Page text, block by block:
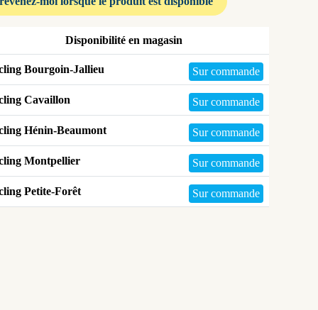
Disponibilité en magasin
Bourgoin-Jallieu Sur commande
Cavaillon Sur commande
Hénin-Beaumont Sur commande
Montpellier Sur commande
Petite-Forêt Sur commande